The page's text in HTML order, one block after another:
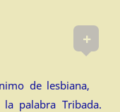
+
de lesbiana,
palabra Tribada.